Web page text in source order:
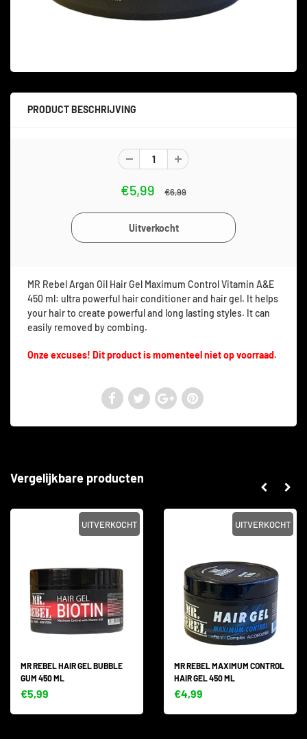
PRODUCT BESCHRIJVING
€5,99 €6,99
MR Rebel Argan Oil Hair Gel Maximum Control Vitamin A&E
450 ml: ultra powerful hair conditioner and hair gel. It helps
your hair to create powerful and long lasting styles. It can
easily removed by combing.
Onze excuses! Dit product is momenteel niet op voorraad.
Vergelijkbare producten
UITVERKOCHT
MR REBEL HAIR GEL BUBBLE
GUM 450 ML
€5,99
UITVERKOCHT
MR REBEL MAXIMUM CONTROL
HAIR GEL 450 ML
€4,99